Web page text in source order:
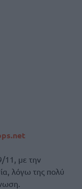
11, με την
λόγω της πολύ